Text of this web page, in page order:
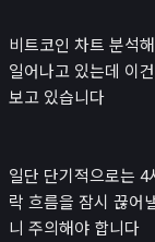
비트코인 차트 분석
일어나고 있는데 이
보고 있습니다
일단 단기적으로는
락 흐름을 잠시 끊어
니 주의해야 합니다